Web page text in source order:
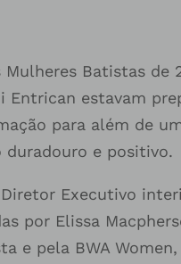
Batistas de
Entrican estavam
para além de
e positivo.
Diretor Executivo
por Elissa
e pela BWA